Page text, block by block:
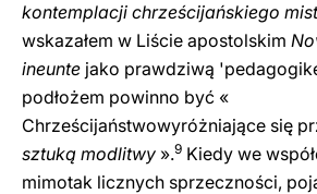
kontemplacji chrześcijańskiego
wskazałem w Liście apostolskim
ineunte jako prawdziwą
podłożem powinno być «
Chrześcijaństwowyróżniające się
sztuką modlitwy ».9 Kiedy we
mimotak licznych sprzeczności,